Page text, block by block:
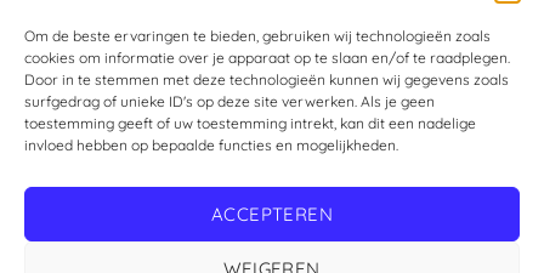
Om de beste ervaringen te bieden, gebruiken wij technologieën zoals
cookies om informatie over je apparaat op te slaan en/of te raadplegen.
Door in te stemmen met deze technologieën kunnen wij gegevens zoals
surfgedrag of unieke ID's op deze site verwerken. Als je geen
toestemming geeft of uw toestemming intrekt, kan dit een nadelige
invloed hebben op bepaalde functies en mogelijkheden.
ACCEPTEREN